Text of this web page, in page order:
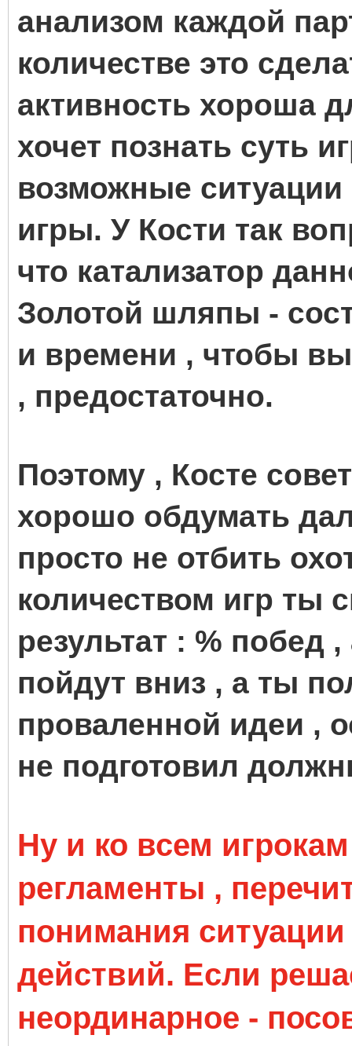
анализом каждой
количестве это
активность хороша
хочет познать суть
возможные
игры. У Кости так
что катализатор
Золотой шляпы -
и времени , чтобы
, предостаточно.
Поэтому , Косте
хорошо обдумать
просто не отбить
количеством игр ты
результат : % побед
пойдут вниз , а ты
проваленной идеи ,
не подготовил
Ну и ко всем
регламенты ,
понимания
действий. Если
неординарное -